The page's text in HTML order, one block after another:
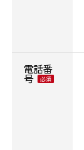
電話番
号